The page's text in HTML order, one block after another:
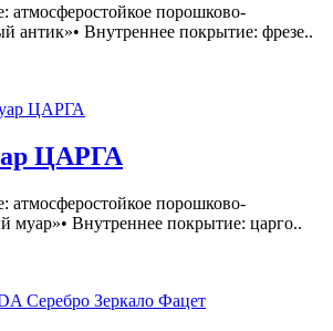
атмосферостойкое порошково-
антик»• Внутреннее покрытие: фрезе..
ЦАРГА
атмосферостойкое порошково-
муар»• Внутреннее покрытие: царго..